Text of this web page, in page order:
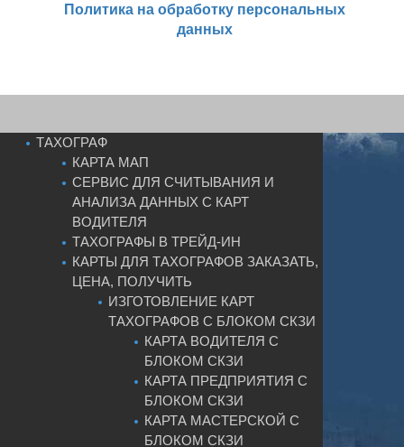
Политика на обработку персональных
данных
ТАХОГРАФ
КАРТА МАП
СЕРВИС ДЛЯ СЧИТЫВАНИЯ И
АНАЛИЗА ДАННЫХ С КАРТ
ВОДИТЕЛЯ
ТАХОГРАФЫ В ТРЕЙД-ИН
КАРТЫ ДЛЯ ТАХОГРАФОВ ЗАКАЗАТЬ,
ЦЕНА, ПОЛУЧИТЬ
ИЗГОТОВЛЕНИЕ КАРТ
ТАХОГРАФОВ С БЛОКОМ СКЗИ
КАРТА ВОДИТЕЛЯ С
БЛОКОМ СКЗИ
КАРТА ПРЕДПРИЯТИЯ С
БЛОКОМ СКЗИ
КАРТА МАСТЕРСКОЙ С
БЛОКОМ СКЗИ